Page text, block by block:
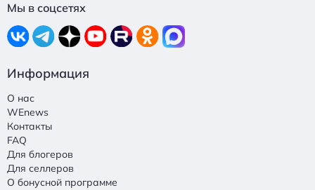
Мы в соцсетях
Информация
О нас
WEnews
Контакты
FAQ
Для блогеров
Для селлеров
О бонусной программе